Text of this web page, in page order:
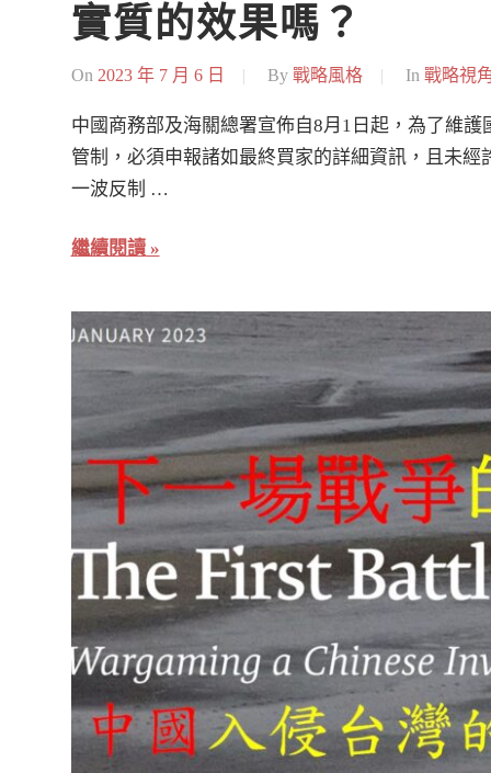
實質的效果嗎？
On 2023 年 7 月 6 日 By 戰略風格 In 戰略視
中國商務部及海關總署宣佈自8月1日起，為了維
管制，必須申報諸如最終買家的詳細資訊，且未
一波反制 …
繼續閱讀